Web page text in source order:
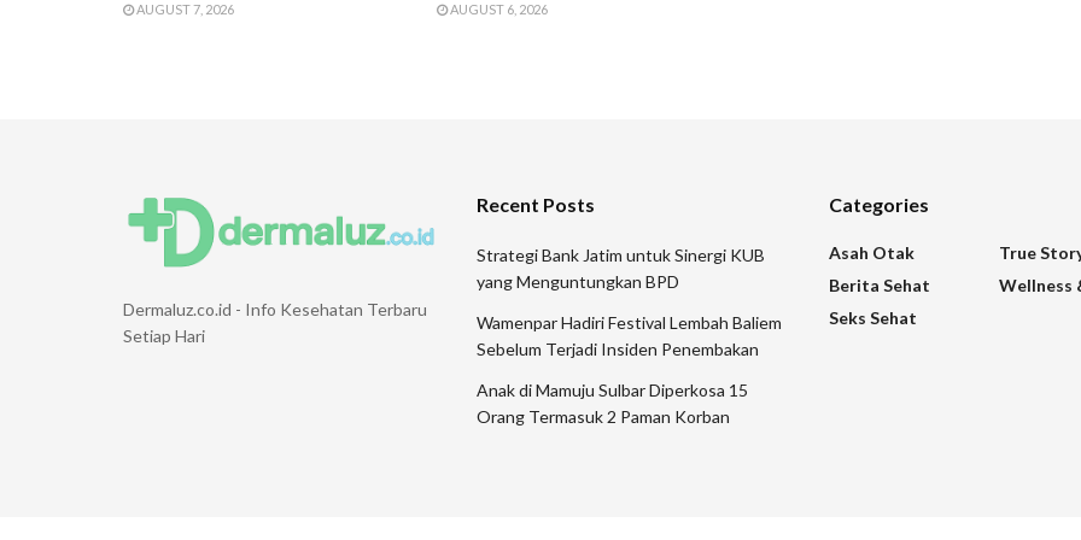
AUGUST 7, 2026 AUGUST 6, 2026
Dermaluz.co.id - Info Kesehatan Terbaru
Setiap Hari
Recent Posts
Strategi Bank Jatim untuk Sinergi KUB
yang Menguntungkan BPD
Wamenpar Hadiri Festival Lembah Baliem
Sebelum Terjadi Insiden Penembakan
Anak di Mamuju Sulbar Diperkosa 15
Orang Termasuk 2 Paman Korban
Categories
Asah Otak
Berita Sehat
Seks Sehat
True
Wellness